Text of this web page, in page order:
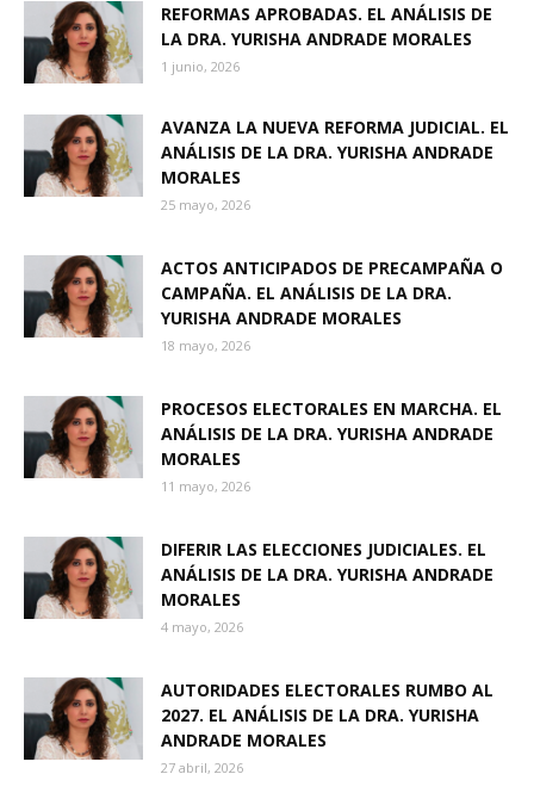
REFORMAS APROBADAS. EL ANÁLISIS DE
LA DRA. YURISHA ANDRADE MORALES
1 junio, 2026
AVANZA LA NUEVA REFORMA JUDICIAL. EL
ANÁLISIS DE LA DRA. YURISHA ANDRADE
MORALES
25 mayo, 2026
ACTOS ANTICIPADOS DE PRECAMPAÑA O
CAMPAÑA. EL ANÁLISIS DE LA DRA.
YURISHA ANDRADE MORALES
18 mayo, 2026
PROCESOS ELECTORALES EN MARCHA. EL
ANÁLISIS DE LA DRA. YURISHA ANDRADE
MORALES
11 mayo, 2026
DIFERIR LAS ELECCIONES JUDICIALES. EL
ANÁLISIS DE LA DRA. YURISHA ANDRADE
MORALES
4 mayo, 2026
AUTORIDADES ELECTORALES RUMBO AL
2027. EL ANÁLISIS DE LA DRA. YURISHA
ANDRADE MORALES
27 abril, 2026